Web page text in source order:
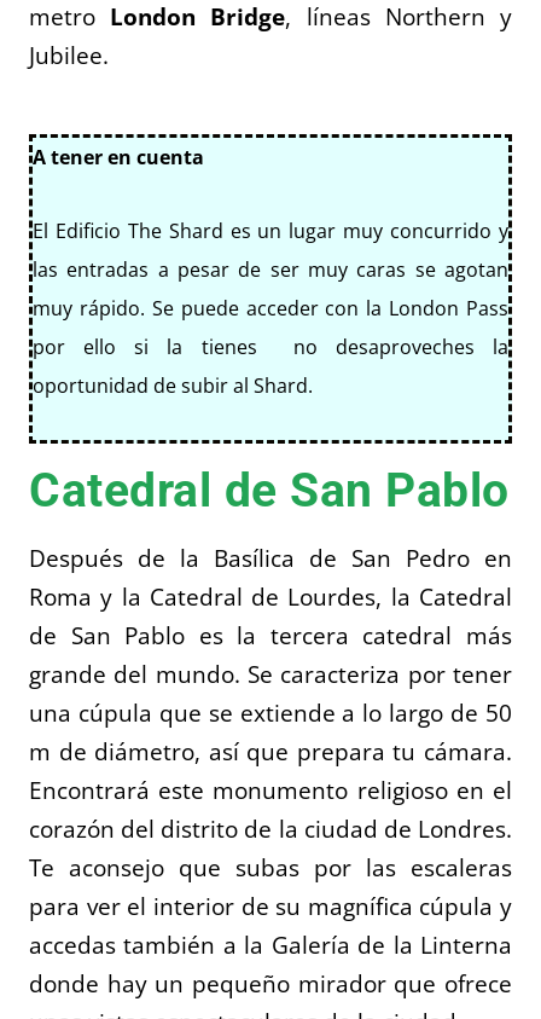
metro London Bridge, líneas Northern y
Jubilee.
A tener en cuenta
El Edificio The Shard es un lugar muy concurrido y
las entradas a pesar de ser muy caras se agotan
muy rápido. Se puede acceder con la London Pass
por ello si la tienes no desaproveches la
oportunidad de subir al Shard.
Catedral de San Pablo
Después de la Basílica de San Pedro en
Roma y la Catedral de Lourdes, la Catedral
de San Pablo es la tercera catedral más
grande del mundo. Se caracteriza por tener
una cúpula que se extiende a lo largo de 50
m de diámetro, así que prepara tu cámara.
Encontrará este monumento religioso en el
corazón del distrito de la ciudad de Londres.
Te aconsejo que subas por las escaleras
para ver el interior de su magnífica cúpula y
accedas también a la Galería de la Linterna
donde hay un pequeño mirador que ofrece